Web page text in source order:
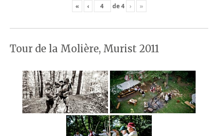
« ‹ de4 › »
Tour de la Molière, Murist 2011